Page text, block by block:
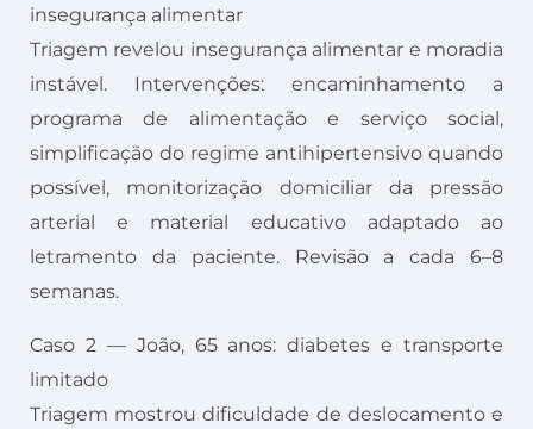
insegurança alimentar
Triagem revelou insegurança alimentar e moradia
instável. Intervenções: encaminhamento a
programa de alimentação e serviço social,
simplificação do regime antihipertensivo quando
possível, monitorização domiciliar da pressão
arterial e material educativo adaptado ao
letramento da paciente. Revisão a cada 6–8
semanas.
Caso 2 — João, 65 anos: diabetes e transporte
limitado
Triagem mostrou dificuldade de deslocamento e